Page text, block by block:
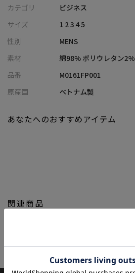
【デザイン/素材】
ィショナルな印象。
コットン98％にポリウレタン2％を混紡
こなれた肌触りと、高いストレッチ性を
素材です。
ードシルエット。
優れたストレッチ性が快適な動きをサポ
モデル:身長:185cm バスト:90cm ウエス
カテゴリ
ビジネス
サイズ
1 2 3 4 5
性別
MENS
素材
綿98% ポリウレタン2%
品番
M0161FP001
原産国
ベトナム製
関連商品
あなたへのおすすめアイテム